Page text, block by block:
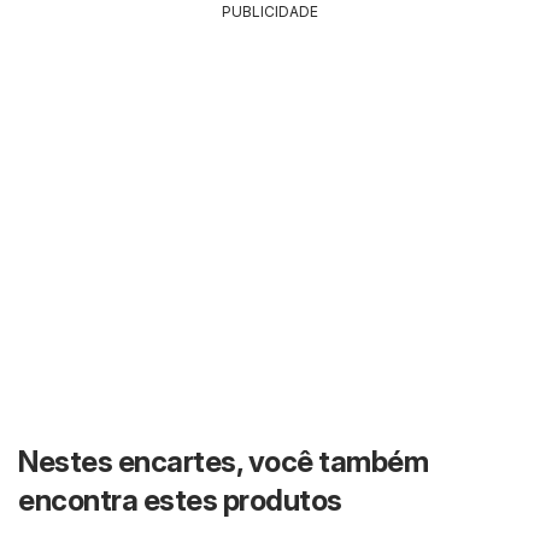
PUBLICIDADE
Nestes encartes, você também
encontra estes produtos